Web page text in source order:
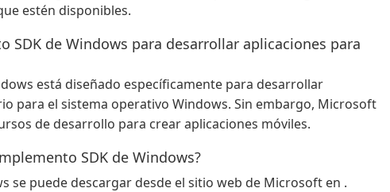
estén disponibles.
SDK de Windows para desarrollar aplicaciones para
está diseñado específicamente para desarrollar
para el sistema operativo Windows. Sin embargo, Microsoft
de desarrollo para crear aplicaciones móviles.
SDK de Windows?
se puede descargar desde el sitio web de Microsoft en .